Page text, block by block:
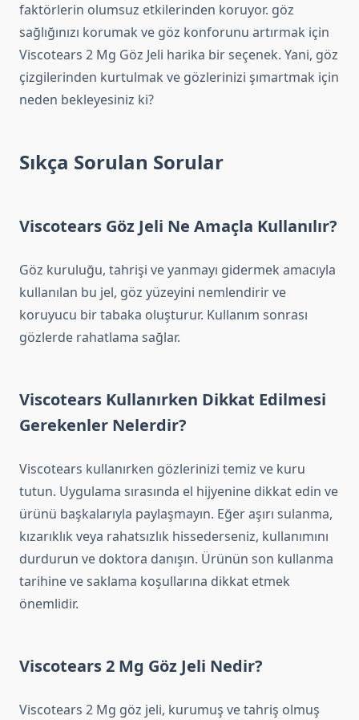
faktörlerin olumsuz etkilerinden koruyor. göz
sağlığınızı korumak ve göz konforunu artırmak için
Viscotears 2 Mg Göz Jeli harika bir seçenek. Yani, göz
çizgilerinden kurtulmak ve gözlerinizi şımartmak için
neden bekleyesiniz ki?
Sıkça Sorulan Sorular
Viscotears Göz Jeli Ne Amaçla Kullanılır?
Göz kuruluğu, tahrişi ve yanmayı gidermek amacıyla
kullanılan bu jel, göz yüzeyini nemlendirir ve
koruyucu bir tabaka oluşturur. Kullanım sonrası
gözlerde rahatlama sağlar.
Viscotears Kullanırken Dikkat Edilmesi
Gerekenler Nelerdir?
Viscotears kullanırken gözlerinizi temiz ve kuru
tutun. Uygulama sırasında el hijyenine dikkat edin ve
ürünü başkalarıyla paylaşmayın. Eğer aşırı sulanma,
kızarıklık veya rahatsızlık hissederseniz, kullanımını
durdurun ve doktora danışın. Ürünün son kullanma
tarihine ve saklama koşullarına dikkat etmek
önemlidir.
Viscotears 2 Mg Göz Jeli Nedir?
Viscotears 2 Mg göz jeli, kurumuş ve tahriş olmuş